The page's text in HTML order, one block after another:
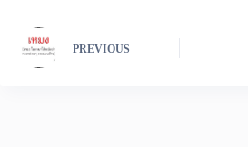
PREVIOUS